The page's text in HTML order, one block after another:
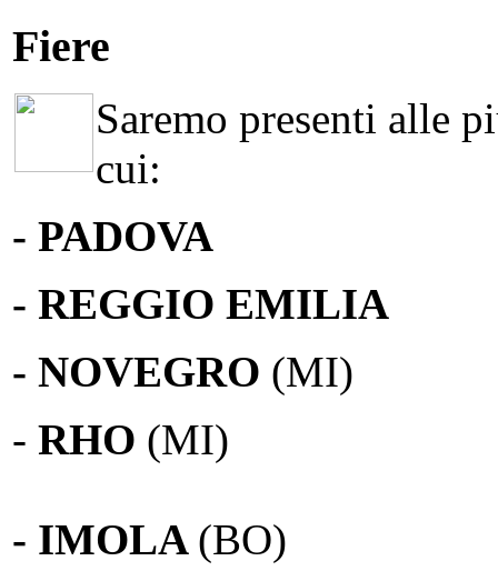
Fiere
Saremo presenti alle
cui:
- PADOVA
- REGGIO EMILIA
- NOVEGRO (MI)
- RHO (MI)
- IMOLA (BO)